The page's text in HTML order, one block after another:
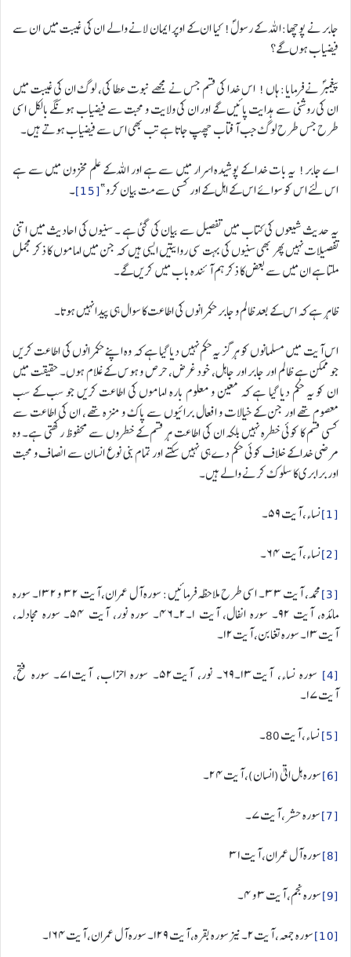
جابر نے پوچھا: اللہ کے رسولؐ! کیا ان کے اوپر ایمان لانے والے ان کی غیبت میں ان سے
فیضیاب ہوں گے؟
پیغمبرؐ نے فرمایا: ہاں ! اس خدا کی قسم جس نے مجھے نبوت عطا کی، لوگ ان کی غیبت میں
ان کی روشنی سے ہدایت پائیں گے اور ان کی ولایت و محبت سے فیضیاب ہونگے بالکل اسی
طرح جس طرح لوگ جب آفتاب چھپ جاتا ہے تب بھی اس سے فیضیاب ہوتے ہیں۔
اے جابر! یہ بات خدا کے پوشیدہ اسرار میں سے ہے اور اللہ کے علم مخزون میں سے ہے
اس لئے اس کو سوائے اس کے اہل کے اور کسی سے مت بیان کرو”[15]
۔
یہ حدیث شیعوں کی کتاب میں تفصیل سے بیان کی گئی ہے ۔ سنیوں کی احادیث میں اتنی
تفصیلات نہیں پھر بھی سنیوں کی بہت سی روایتیں ایسی ہیں کہ جن میں اماموں کا ذکر مجمل
ملتا ہے ان میں سے بعض کا ذکر ہم آئندہ باب میں کریں گے۔
ظاہر ہے کہ اس کے بعد ظالم و جابر حکمرانوں کی اطاعت کا سوال ہی پیدا نہیں ہوتا۔
اس آیت میں مسلمانوں کو ہرگز یہ حکم نہیں دیا گیا ہے کہ وہ اپنے حکمرانوں کی اطاعت کریں
جو ممکن ہے ظالم اور جابر اور جاہل، خود غرض، حرص و ہوس کے غلام ہوں۔ حقیقت میں
ان کو یہ حکم دیا گیا ہے کہ معین و معلوم بارہ اماموں کی اطاعت کریں جو سب کے سب
معصوم تھے اور جن کے خیالات و افعال برائیوں سے پاک و منزہ تھے ، ان کی اطاعت سے
کسی قسم کا کوئی خطرہ نہیں بلکہ ان کی اطاعت ہر قسم کے خطروں سے محفوظ رکھتی ہے۔ وہ
مرضی خدا کے خلاف کوئی حکم دے ہی نہیں سکتے اور تمام بنی نوع انسان سے انصاف و محبت
اور برابری کا سلوک کرنے والے ہیں۔
[1]
نساء، آیت ۵۹۔
[2]
نساء، آیت ۶۴۔
[3]
محمد، آیت ۳۳۔ اسی طرح ملاحظہ فرمائیں: سورہ آل عمران، آیت ۳۲ و ۱۳۲۔ سورہ
مائدہ، آیت ۹۲۔ سورہ انفال، آیت ۱۔۲۔۴۶۔ سورہ نور، آیت ۵۴۔ سورہ مجادلہ،
آیت۱۳۔ سورہ تغابن، آیت۱۲۔
[4]
سورہ نساء، آیت۱۳۔۶۹۔ نور، آیت۵۲۔ سورہ احزاب، آیت۷۱۔ سورہ فتح،
آیت۱۷۔
[5]
نساء، آیت 80۔
[6]
سوره هل اتیٰ (انسان)، آیت۲۴۔
[7]
سورہ حشر، آیت۷۔
[8]
سورہ آل عمران، آیت۳۱
[9]
سورہ نجم، آیت۳ و ۴۔
[10]
سورہ جمعہ، آیت۲۔ نیز سورہ بقرہ، آیت ۱۲۹۔ سورہ آل عمران، آیت۱۶۴۔